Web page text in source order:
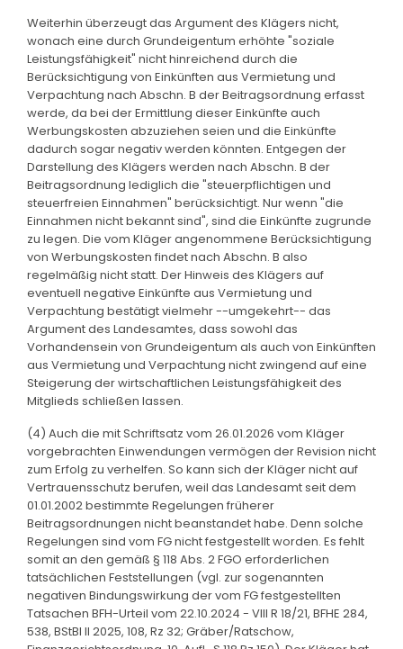
Weiterhin überzeugt das Argument des Klägers nicht,
wonach eine durch Grundeigentum erhöhte "soziale
Leistungsfähigkeit" nicht hinreichend durch die
Berücksichtigung von Einkünften aus Vermietung und
Verpachtung nach Abschn. B der Beitragsordnung erfasst
werde, da bei der Ermittlung dieser Einkünfte auch
Werbungskosten abzuziehen seien und die Einkünfte
dadurch sogar negativ werden könnten. Entgegen der
Darstellung des Klägers werden nach Abschn. B der
Beitragsordnung lediglich die "steuerpflichtigen und
steuerfreien Einnahmen" berücksichtigt. Nur wenn "die
Einnahmen nicht bekannt sind", sind die Einkünfte zugrunde
zu legen. Die vom Kläger angenommene Berücksichtigung
von Werbungskosten findet nach Abschn. B also
regelmäßig nicht statt. Der Hinweis des Klägers auf
eventuell negative Einkünfte aus Vermietung und
Verpachtung bestätigt vielmehr --umgekehrt-- das
Argument des Landesamtes, dass sowohl das
Vorhandensein von Grundeigentum als auch von Einkünften
aus Vermietung und Verpachtung nicht zwingend auf eine
Steigerung der wirtschaftlichen Leistungsfähigkeit des
Mitglieds schließen lassen.
(4) Auch die mit Schriftsatz vom 26.01.2026 vom Kläger
vorgebrachten Einwendungen vermögen der Revision nicht
zum Erfolg zu verhelfen. So kann sich der Kläger nicht auf
Vertrauensschutz berufen, weil das Landesamt seit dem
01.01.2002 bestimmte Regelungen früherer
Beitragsordnungen nicht beanstandet habe. Denn solche
Regelungen sind vom FG nicht festgestellt worden. Es fehlt
somit an den gemäß § 118 Abs. 2 FGO erforderlichen
tatsächlichen Feststellungen (vgl. zur sogenannten
negativen Bindungswirkung der vom FG festgestellten
Tatsachen BFH-Urteil vom 22.10.2024 - VIII R 18/21, BFHE 284,
538, BStBl II 2025, 108, Rz 32; Gräber/Ratschow,